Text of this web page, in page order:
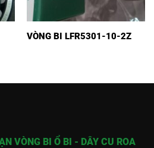
VÒNG BI LFR5301-10-2Z
VÒNG BI Ổ BI - DÂY CU ROA